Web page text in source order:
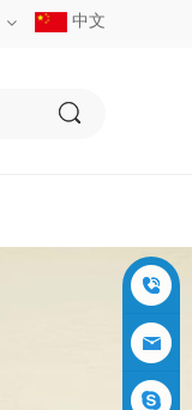
中文
+86-05
91-2353
siboly@s